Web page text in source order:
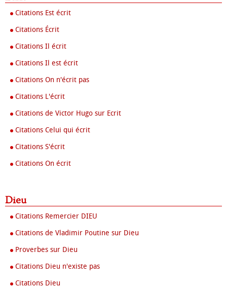
Citations Est écrit
Citations Écrit
Citations Il écrit
Citations Il est écrit
Citations On n'écrit pas
Citations L'écrit
Citations de Victor Hugo sur Ecrit
Citations Celui qui écrit
Citations S'écrit
Citations On écrit
Dieu
Citations Remercier DIEU
Citations de Vladimir Poutine sur Dieu
Proverbes sur Dieu
Citations Dieu n'existe pas
Citations Dieu